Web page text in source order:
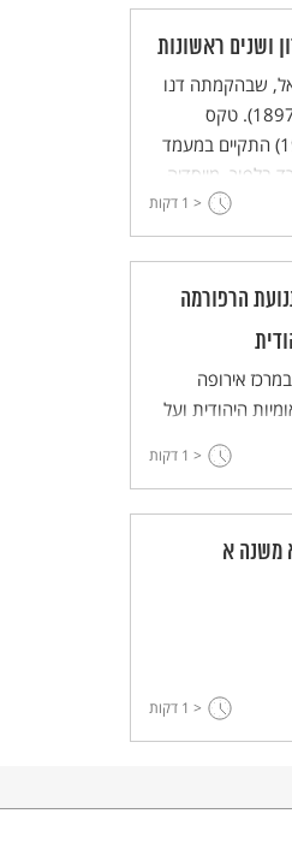
ושנים ראשונות
שבהקמתה דנו
כבר בקונגרס הציוני הראשון (1897). טקס
הפתיחה על הר הצופים (1925) התקיים במעמד
בלפור. מייסדיה
מוקד
ותרומה
< 1 דקות
הרפורמה
אירופה
היהודית ועל
< 1 דקות
משנה א
< 1 דקות